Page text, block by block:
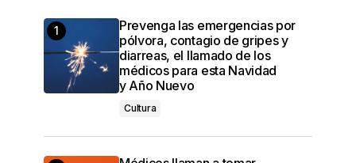
Prevenga las emergencias por
pólvora, contagio de gripes y
diarreas, el llamado de los
médicos para esta Navidad
y Año Nuevo
Cultura